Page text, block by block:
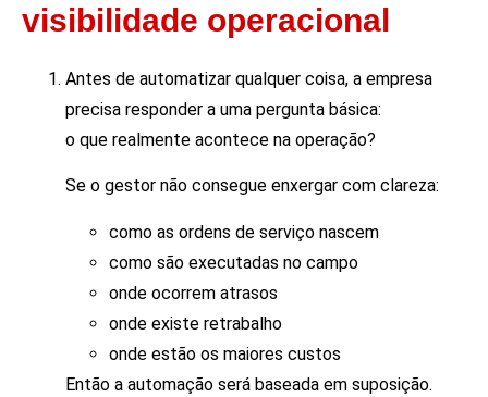
visibilidade operacional
Antes de automatizar qualquer coisa, a empresa
precisa responder a uma pergunta básica:
o que realmente acontece na operação?
Se o gestor não consegue enxergar com clareza:
como as ordens de serviço nascem
como são executadas no campo
onde ocorrem atrasos
onde existe retrabalho
onde estão os maiores custos
Então a automação será baseada em suposição.